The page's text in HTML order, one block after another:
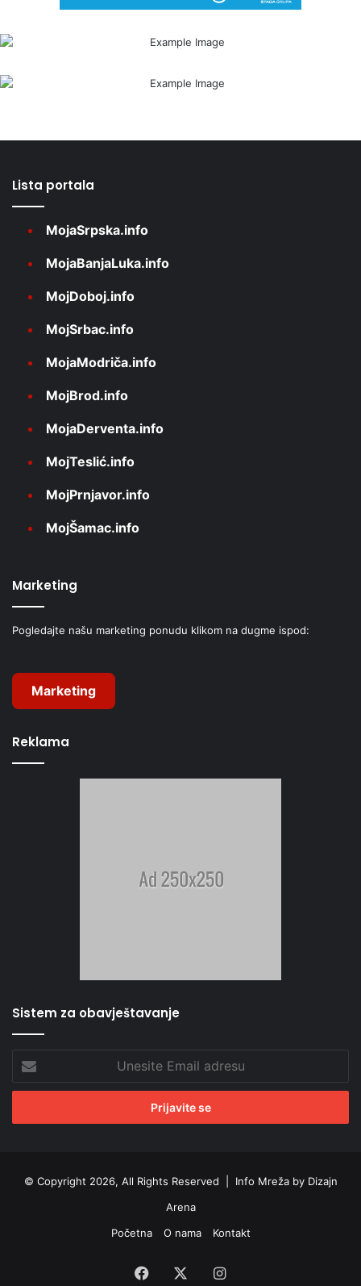
Lista portala
MojaSrpska.info
MojaBanjaLuka.info
MojDoboj.info
MojSrbac.info
MojaModriča.info
MojBrod.info
MojaDerventa.info
MojTeslić.info
MojPrnjavor.info
MojŠamac.info
Marketing
Pogledajte našu marketing ponudu klikom na dugme ispod:
Marketing
Reklama
Sistem za obavještavanje
Email
adresu
© Copyright 2026, All Rights Reserved | Info Mreža by Dizajn
Arena
Početna
O nama Kontakt
Facebook Instagram